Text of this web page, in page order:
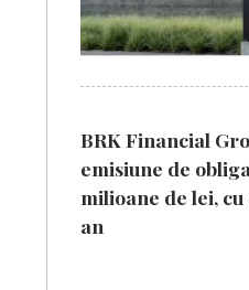
BRK Financial
emisiune de
milioane de lei, cu
an